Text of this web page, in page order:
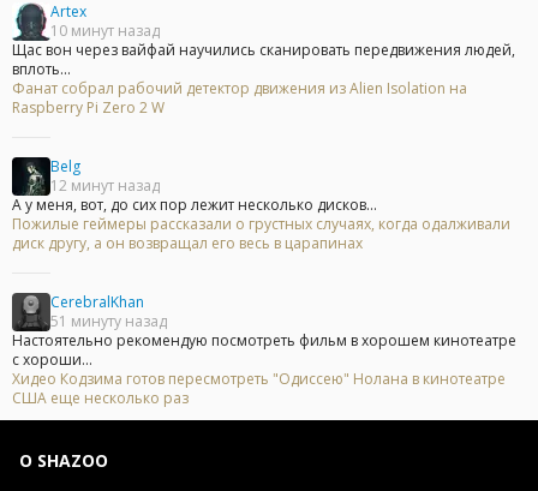
Artex
10 минут назад
Щас вон через вайфай научились сканировать передвижения людей,
вплоть...
Фанат собрал рабочий детектор движения из Alien Isolation на
Raspberry Pi Zero 2 W
Belg
12 минут назад
А у меня, вот, до сих пор лежит несколько дисков...
Пожилые геймеры рассказали о грустных случаях, когда одалживали
диск другу, а он возвращал его весь в царапинах
CerebralKhan
51 минуту назад
Настоятельно рекомендую посмотреть фильм в хорошем кинотеатре
с хороши...
Хидео Кодзима готов пересмотреть "Одиссею" Нолана в кинотеатре
США еще несколько раз
О SHAZOO